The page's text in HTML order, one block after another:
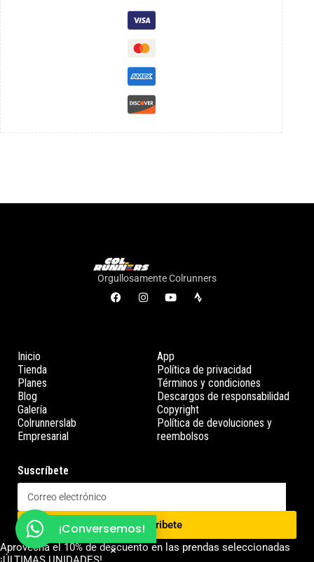
Aprovecha el 10% de descuento en las prendas seleccionadas
Orgullosamente Colrunners
Inicio
Tienda
Planes
Blog
Galería
Colrunnerslab
Empresarial
App
Política de privacidad
Términos y condiciones
Descargos de responsabilidad
Copyright
Política de devoluciones y
reembolsos
Suscríbete
Suscribete
Copyright © 2026 Colrunners | Funciona con Colrunners
¡Conversemos!